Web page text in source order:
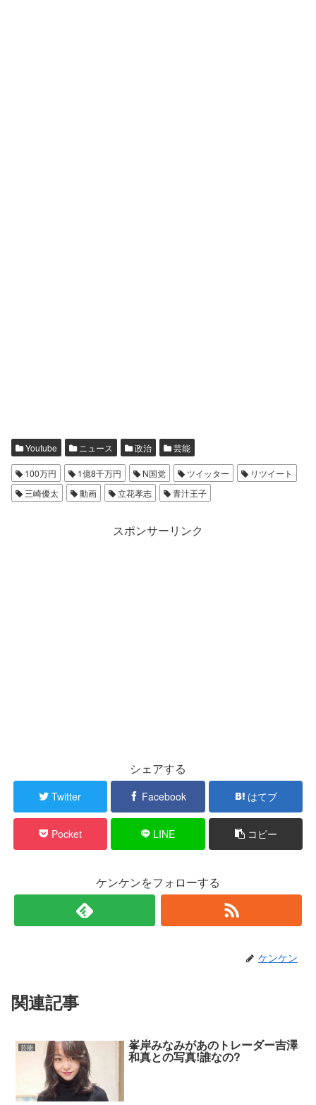
Youtube ニュース 政治 芸能
100万円 1億8千万円 N国党 ツイッター
リツイート
三崎優太
動画 立花孝志 青汁王子
スポンサーリンク
シェアする
Twitter Facebook はてブ
Pocket LINE コピー
ケンケンをフォローする
ケンケン
関連記事
芸能 峯岸みなみがあのトレーダー吉澤
和真との写真!誰なの?